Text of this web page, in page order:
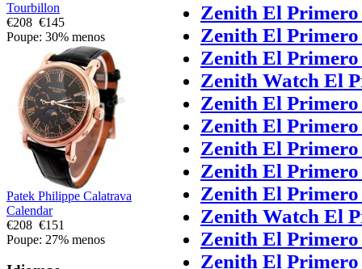
Tourbillon
€208 €145
Poupe: 30% menos
Patek Philippe Calatrava
Calendar
€208 €151
Poupe: 27% menos
Zenith El
Zenith El
Zenith El
Zenith Watch El
Zenith El
Zenith El
Zenith El
Zenith El
Zenith El
Zenith Watch El
Zenith El
Zenith El